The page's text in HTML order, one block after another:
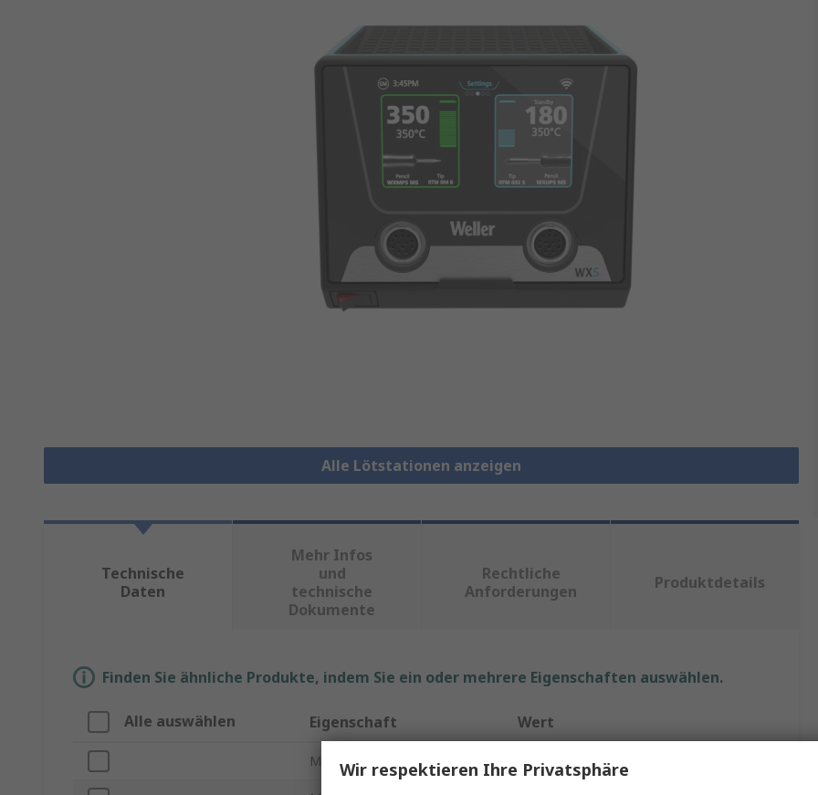
Alle Lötstationen anzeigen
Technische
Daten
Mehr Infos
und
technische
Dokumente
Rechtliche
Anforderungen
Produktdetails
Finden Sie ähnliche Produkte, indem Sie ein oder mehrere Eigenschaften auswählen.
Alle auswählen Eigenschaft Wert
Marke Weller
Wir respektieren Ihre Privatsphäre